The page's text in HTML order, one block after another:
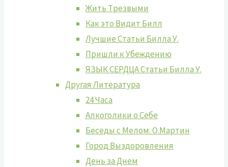
Жить Tрезвыми
Как это Видит Билл
Лучшие Cтатьи Билла У.
Пришли к Убеждению
ЯЗЫК СЕРДЦА Статьи Билла У.
Другая Литература
24 Часа
Алкоголики о Себе
Беседы с Мелом. О.Мартин
Город Выздоровления
День за Днем